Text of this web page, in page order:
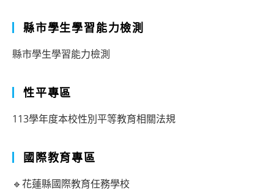
縣市學生學習能力檢測
縣市學生學習能力檢測
性平專區
113學年度本校性別平等教育相關法規
國際教育專區
🔹花蓮縣國際教育任務學校